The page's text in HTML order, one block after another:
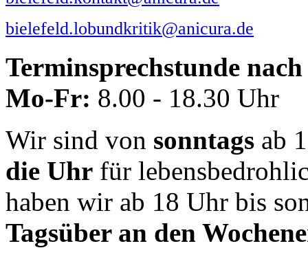
bielefeld.lobundkritik@anicura.de
Terminsprechstunde
Mo-Fr: 8.00 - 18.30 Uhr
Wir sind von sonntags ab
die Uhr für
haben wir ab 18 Uhr bis
Tagsüber an den